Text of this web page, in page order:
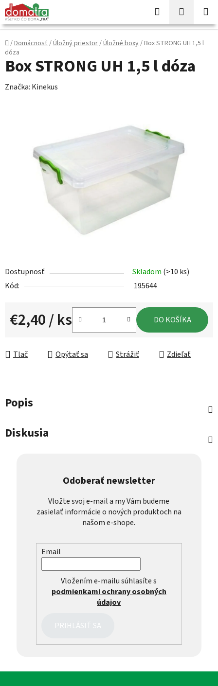
Prejsť
na
obsah
Hľadať
KOŠÍK
Domov
/Domácnosť/Úložný priestor/Úložné boxy/Box STRONG UH 1,5 l
dóza
Dostupnosť Skladom (>10 ks)
Kód:
195644
€2,40/ ks DO KOŠÍKA
Tlač Opýtať sa Strážiť Zdieľať
Box STRONG UH 1,5 l dóza
Značka: Kinekus
Popis
Diskusia
Odoberať newsletter
Vložte svoj e-mail a my Vám budeme
zasielať informácie o nových produktoch na
našom e-shope.
Email
Vložením e-mailu súhlasíte s
podmienkami ochrany osobných
údajov
PRIHLÁSIŤ SA
Z